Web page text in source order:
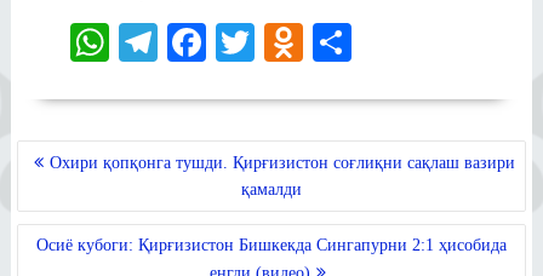
W
A
Te
a
Fa
ok
T
r
O
la
ni
POST
MENYUSI
Охири қопқонга тушди. Қирғизистон соғлиқни сақлаш вазири
қамалди
Осиё кубоги: Қирғизистон Бишкекда Сингапурни 2:1 ҳисобида